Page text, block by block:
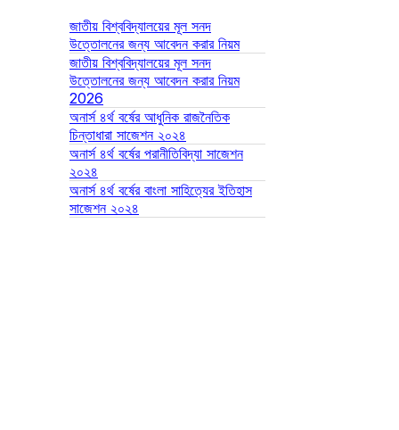
জাতীয় বিশ্ববিদ্যালয়ের মূল সনদ
উত্তোলনের জন্য আবেদন করার নিয়ম
জাতীয় বিশ্ববিদ্যালয়ের মূল সনদ
উত্তোলনের জন্য আবেদন করার নিয়ম
2026
অনার্স ৪র্থ বর্ষের আধুনিক রাজনৈতিক
চিন্তাধারা সাজেশন ২০২৪
অনার্স ৪র্থ বর্ষের পরানীতিবিদ্যা সাজেশন
২০২৪
অনার্স ৪র্থ বর্ষের বাংলা সাহিত্যের ইতিহাস
সাজেশন ২০২৪